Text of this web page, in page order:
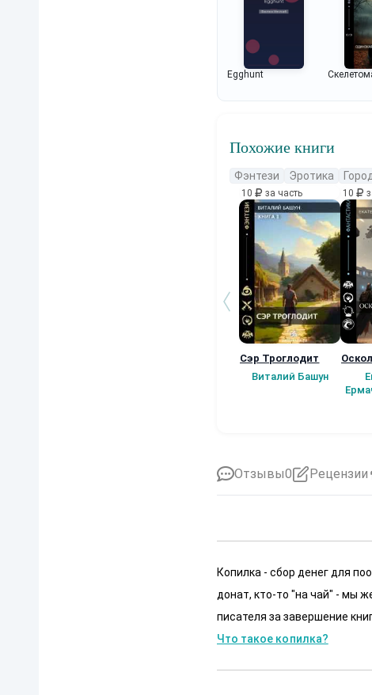
Egghunt
Похожие книги
Фэнтези Эротика
10 за часть
Сэр Троглодит
Виталий Башун
10
Отзывы0 Рецензии
Копилка - сбор денег для
донат, кто-то "на чай" - мы
писателя за завершение
Что такое копилка?